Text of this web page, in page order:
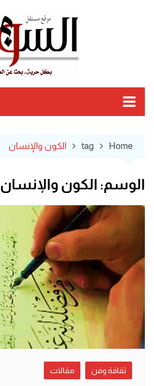
Home
tag الكون والإنسان
الوسم: الكون والإنسان
ثقافة وفن مقالات